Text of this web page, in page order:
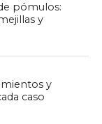
pómulos:
y
y
caso